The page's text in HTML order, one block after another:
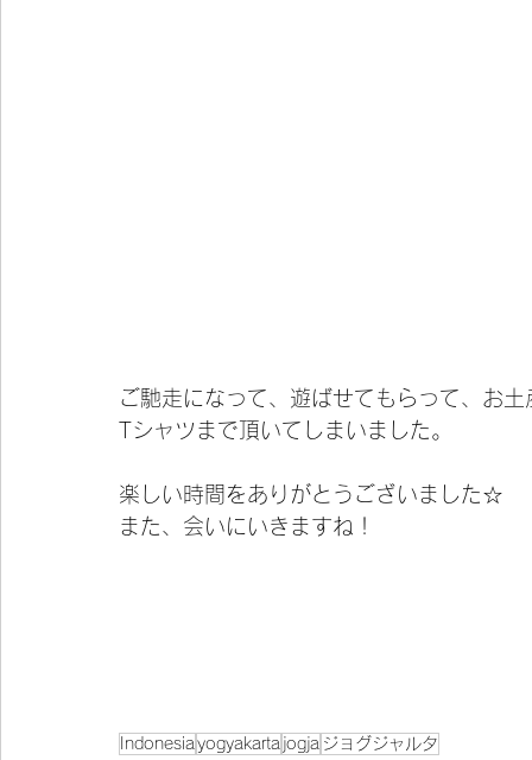
ご馳走になって、遊ばせてもらって、お
Tシャツまで頂いてしまいました。
楽しい時間をありがとうございました☆
また、会いにいきますね！
Indonesia yogyakarta jogja ジョグジャルタ